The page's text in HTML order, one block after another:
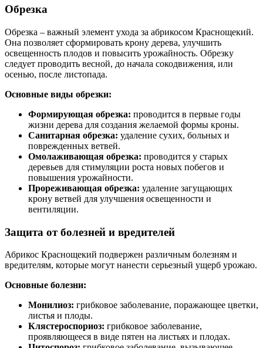
Обрезка
Обрезка – важный элемент ухода за абрикосом Краснощекий.
Она позволяет сформировать крону дерева, улучшить
освещенность плодов и повысить урожайность. Обрезку
следует проводить весной, до начала сокодвижения, или
осенью, после листопада.
Основные виды обрезки:
Формирующая обрезка: проводится в первые годы
жизни дерева для создания желаемой формы кроны.
Санитарная обрезка: удаление сухих, больных и
поврежденных ветвей.
Омолаживающая обрезка: проводится у старых
деревьев для стимуляции роста новых побегов и
повышения урожайности.
Прореживающая обрезка: удаление загущающих
крону ветвей для улучшения освещенности и
вентиляции.
Защита от болезней и вредителей
Абрикос Краснощекий подвержен различным болезням и
вредителям, которые могут нанести серьезный ущерб урожаю.
Основные болезни:
Монилиоз: грибковое заболевание, поражающее цветки,
листья и плоды.
Клястероспориоз: грибковое заболевание,
проявляющееся в виде пятен на листьях и плодах.